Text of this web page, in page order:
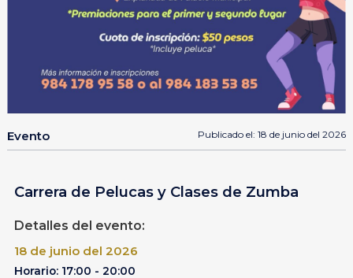
Evento Publicado el: 18 de junio del 2026
Carrera de Pelucas y Clases de Zumba
Detalles del evento:
18 de junio del 2026
Horario: 17:00 - 20:00